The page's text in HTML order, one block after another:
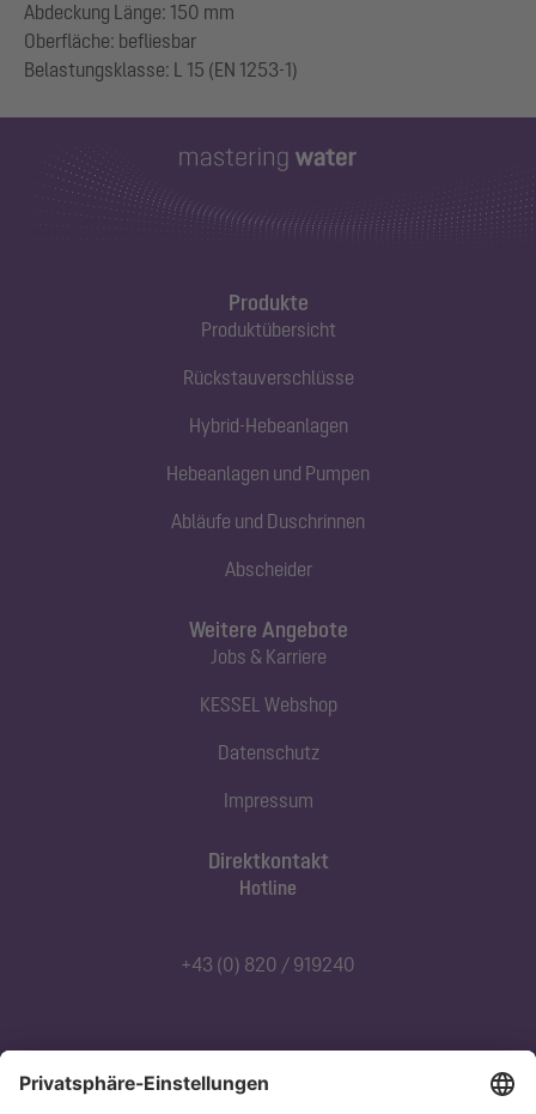
Abdeckung Länge: 150 mm
Oberfläche: befliesbar
Produkte
Produktübersicht
Rückstauverschlüsse
Hybrid-Hebeanlagen
Hebeanlagen und Pumpen
Abläufe und Duschrinnen
Abscheider
Direktkontakt
Hotline
+43 (0) 820 / 919240
Abonnieren Sie unseren Newsletter
Weitere Angebote
Jobs & Karriere
KESSEL Webshop
Datenschutz
Impressum